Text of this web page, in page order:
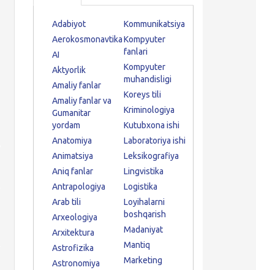
Adabiyot
Aerokosmonavtika
AI
Aktyorlik
Amaliy fanlar
Amaliy fanlar va
Gumanitar
yordam
Anatomiya
Animatsiya
Aniq fanlar
Antrapologiya
Arab tili
Arxeologiya
Arxitektura
Astrofizika
Astronomiya
Kommunikatsiya
Kompyuter
fanlari
Kompyuter
muhandisligi
Koreys tili
Kriminologiya
Kutubxona ishi
Laboratoriya ishi
Leksikografiya
Lingvistika
Logistika
Loyihalarni
boshqarish
Madaniyat
Mantiq
Marketing